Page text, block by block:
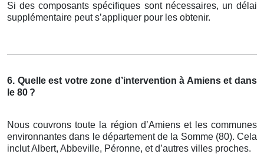
Si des composants spécifiques sont nécessaires, un délai
supplémentaire peut s’appliquer pour les obtenir.
6. Quelle est votre zone d’intervention à Amiens et dans
le 80 ?
Nous couvrons toute la région d’Amiens et les communes
environnantes dans le département de la Somme (80). Cela
inclut Albert, Abbeville, Péronne, et d’autres villes proches.